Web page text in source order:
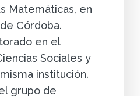
Matemáticas, en
Córdoba.
en el
Sociales y
institución.
grupo de